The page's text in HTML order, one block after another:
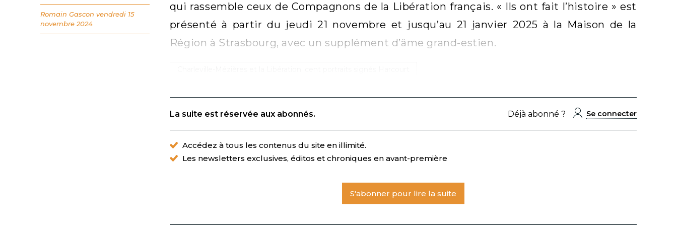
qui rassemble ceux de Compagnons de la Libération français. « Ils ont fait l’histoire » est
présenté à partir du jeudi 21 novembre et jusqu’au 21 janvier 2025 à la Maison de la
Région à Strasbourg, avec un supplément d’âme grand-estien.
La suite est réservée aux abonnés. Déjà abonné ? Se connecter
Accédez à tous les contenus du site en illimité.
Les newsletters exclusives, éditos et chroniques en avant-première
S'abonner pour lire la suite
Romain Gascon vendredi 15
novembre 2024